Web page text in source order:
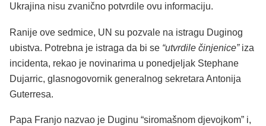
Ukrajina nisu zvanično potvrdile ovu informaciju.
Ranije ove sedmice, UN su pozvale na istragu Duginog
ubistva. Potrebna je istraga da bi se “utvrdile činjenice”iza
incidenta, rekao je novinarima u ponedjeljak Stephane
Dujarric, glasnogovornik generalnog sekretara Antonija
Guterresa.
Papa Franjo nazvao je Duginu “siromašnom djevojkom” i,